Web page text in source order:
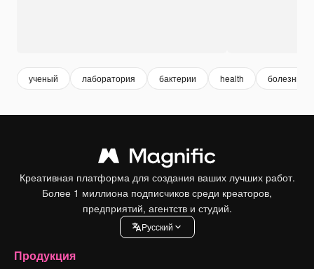
ученый лаборатория бактерии health болезнь
Креативная платформа для создания ваших лучших работ.
Более 1 миллиона подписчиков среди креаторов,
предприятий, агентств и студий.
Pусский
Продукция